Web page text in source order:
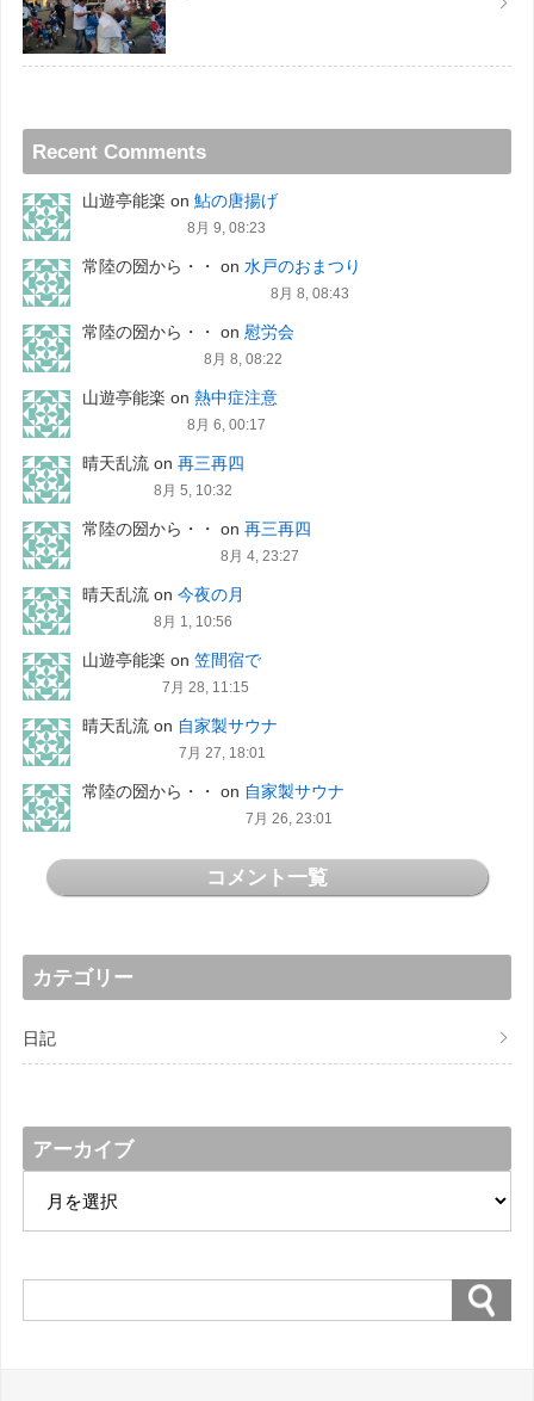
Recent Comments
山遊亭能楽 on 鮎の唐揚げ
8月 9, 08:23
常陸の圀から・・ on 水戸のおまつり
8月 8, 08:43
常陸の圀から・・ on 慰労会
8月 8, 08:22
山遊亭能楽 on 熱中症注意
8月 6, 00:17
晴天乱流on 再三再四
8月 5, 10:32
常陸の圀から・・ on 再三再四
8月 4, 23:27
晴天乱流on 今夜の月
8月 1, 10:56
山遊亭能楽 on 笠間宿で
7月 28, 11:15
晴天乱流on 自家製サウナ
7月 27, 18:01
常陸の圀から・・ on 自家製サウナ
7月 26, 23:01
コメント一覧
カテゴリー
日記
アーカイブ
カ
ブ